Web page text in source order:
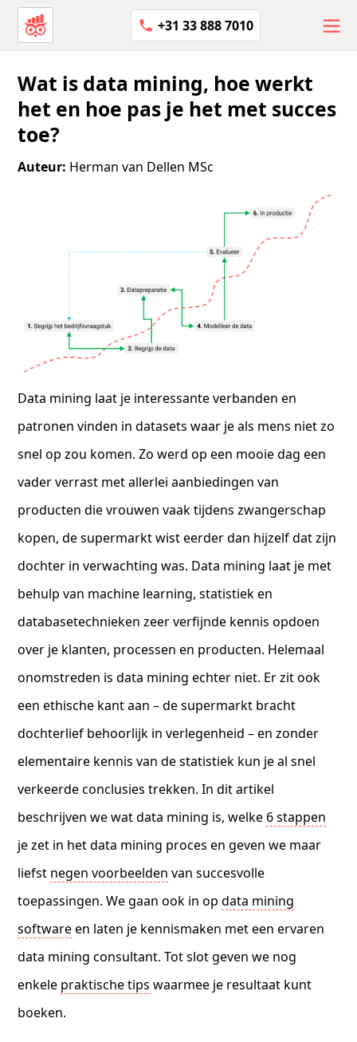
+31 33 888 7010
Wat is data mining, hoe werkt
het en hoe pas je het met succes
toe?
Auteur: Herman van Dellen MSc
Data mining laat je interessante verbanden en
patronen vinden in datasets waar je als mens niet zo
snel op zou komen. Zo werd op een mooie dag een
vader verrast met allerlei aanbiedingen van
producten die vrouwen vaak tijdens zwangerschap
kopen, de supermarkt wist eerder dan hijzelf dat zijn
dochter in verwachting was. Data mining laat je met
behulp van machine learning, statistiek en
databasetechnieken zeer verfijnde kennis opdoen
over je klanten, processen en producten. Helemaal
onomstreden is data mining echter niet. Er zit ook
een ethische kant aan – de supermarkt bracht
dochterlief behoorlijk in verlegenheid – en zonder
elementaire kennis van de statistiek kun je al snel
verkeerde conclusies trekken. In dit artikel
beschrijven we wat data mining is, welke 6 stappen
je zet in het data mining proces en geven we maar
liefst negen voorbeelden van succesvolle
toepassingen. We gaan ook in opdata mining
softwareen laten je kennismaken met een ervaren
data mining consultant. Tot slot geven we nog
enkele praktische tips waarmee je resultaat kunt
boeken.